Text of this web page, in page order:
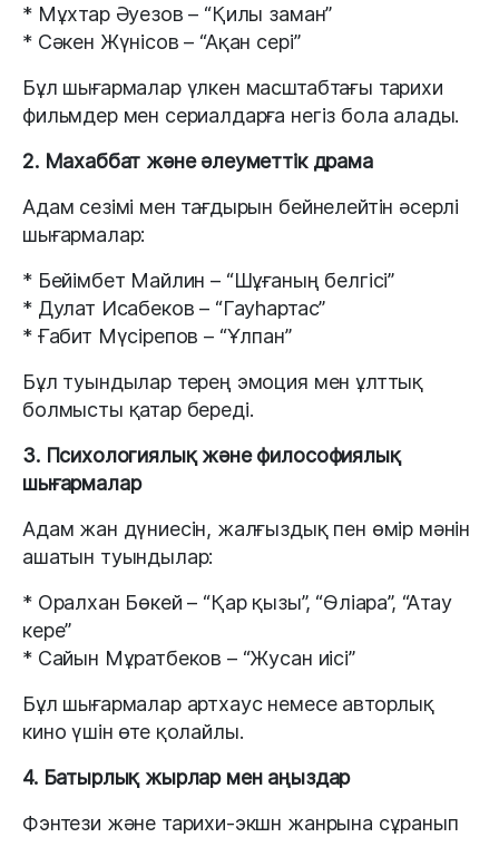
* Мұхтар Әуезов – “Қилы заман”
* Сәкен Жүнісов – “Ақан сері”
Бұл шығармалар үлкен масштабтағы тарихи
фильмдер мен сериалдарға негіз бола алады.
2. Махаббат және әлеуметтік драма
Адам сезімі мен тағдырын бейнелейтін әсерлі
шығармалар:
* Бейімбет Майлин – “Шұғаның белгісі”
* Дулат Исабеков – “Гауһартас”
* Ғабит Мүсірепов – “Ұлпан”
Бұл туындылар терең эмоция мен ұлттық
болмысты қатар береді.
3. Психологиялық және философиялық
шығармалар
Адам жан дүниесін, жалғыздық пен өмір мәнін
ашатын туындылар:
* Оралхан Бөкей – “Қар қызы”, “Өліара”, “Атау
кере”
* Сайын Мұратбеков – “Жусан иісі”
Бұл шығармалар артхаус немесе авторлық
кино үшін өте қолайлы.
4. Батырлық жырлар мен аңыздар
Фэнтези және тарихи-экшн жанрына сұранып